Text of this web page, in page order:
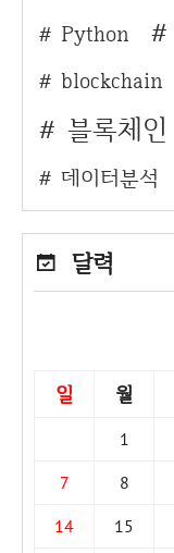
Python
blockchain
블록체인
데이터분석
달력
일 월
1
7
8
14
15